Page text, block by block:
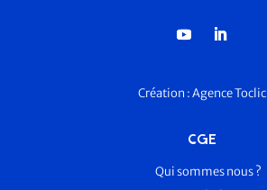
Création :Agence Toclic
CGE
Qui sommes nous ?